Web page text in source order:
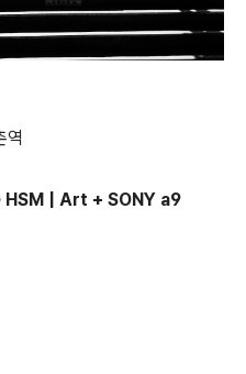
역
HSM | Art + SONY a9